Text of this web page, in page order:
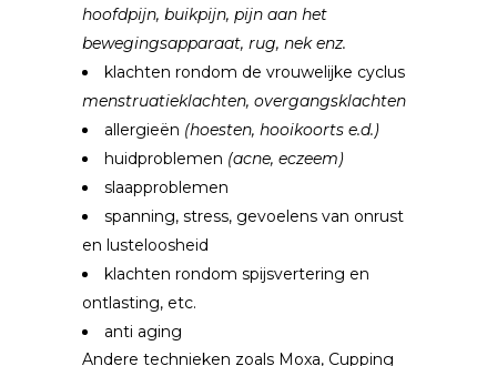
hoofdpijn, buikpijn, pijn aan het
bewegingsapparaat, rug, nek enz.
klachten rondom de vrouwelijke cyclus
menstruatieklachten, overgangsklachten
allergieën (hoesten, hooikoorts e.d.)
huidproblemen (acne, eczeem)
slaapproblemen
spanning, stress, gevoelens van onrust
en lusteloosheid
klachten rondom spijsvertering en
ontlasting, etc.
anti aging
Andere technieken zoals Moxa, Cupping